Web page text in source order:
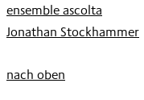
ensemble ascolta
Jonathan Stockhammer
:
nach oben